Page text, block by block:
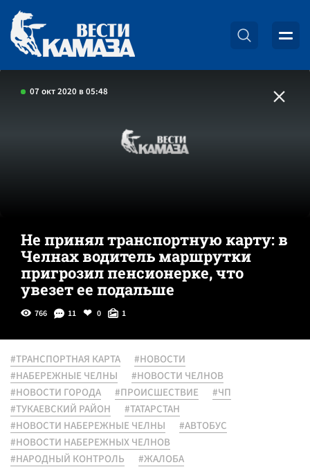
07 окт 2020 в 05:48
Не принял транспортную карту: в
Челнах водитель маршрутки
пригрозил пенсионерке, что
увезет ее подальше
766 11 0 1
#ТРАНСПОРТНАЯ КАРТА
#НОВОСТИ
#НАБЕРЕЖНЫЕ ЧЕЛНЫ
#НОВОСТИ ЧЕЛНОВ
#НОВОСТИ ГОРОДА
#ПРОИСШЕСТВИЕ
#ЧП
#ТУКАЕВСКИЙ РАЙОН
#ТАТАРСТАН
#НОВОСТИ НАБЕРЕЖНЫЕ ЧЕЛНЫ
#АВТОБУС
#НОВОСТИ НАБЕРЕЖНЫХ ЧЕЛНОВ
#НАРОДНЫЙ КОНТРОЛЬ
#ЖАЛОБА